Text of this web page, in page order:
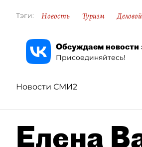
Тэги: Новость Туризм
Обсуждаем новости
Присоединяйтесь!
Новости СМИ2
Елена